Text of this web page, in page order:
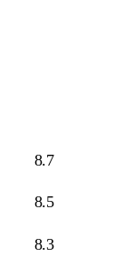
8.7
8.5
8.3